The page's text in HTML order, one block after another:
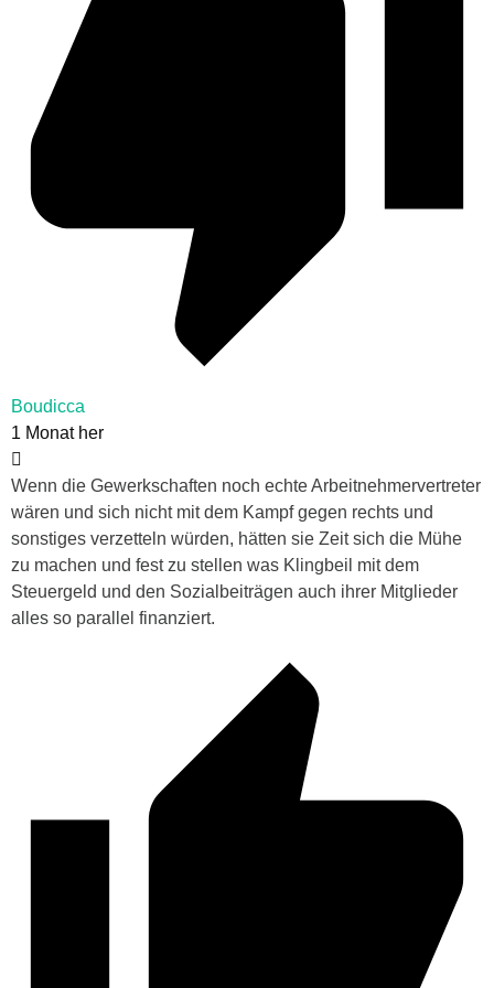
Boudicca
1 Monat her
Wenn die Gewerkschaften noch echte Arbeitnehmervertreter
wären und sich nicht mit dem Kampf gegen rechts und
sonstiges verzetteln würden, hätten sie Zeit sich die Mühe
zu machen und fest zu stellen was Klingbeil mit dem
Steuergeld und den Sozialbeiträgen auch ihrer Mitglieder
alles so parallel finanziert.